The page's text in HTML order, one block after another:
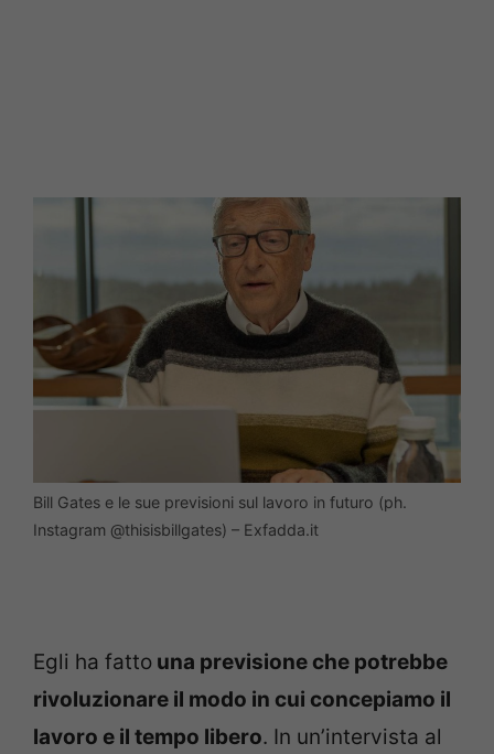
Bill Gates e le sue previsioni sul lavoro in futuro (ph.
Instagram @thisisbillgates) – Exfadda.it
Egli ha fatto una previsione che potrebbe
rivoluzionare il modo in cui concepiamo il
lavoro e il tempo libero. In un’intervista al